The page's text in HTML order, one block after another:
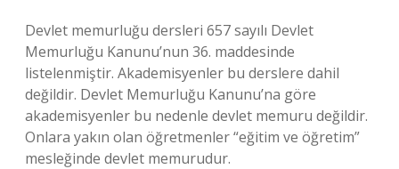
Devlet memurluğu dersleri 657 sayılı Devlet
Memurluğu Kanunu’nun 36. maddesinde
listelenmiştir. Akademisyenler bu derslere dahil
değildir. Devlet Memurluğu Kanunu’na göre
akademisyenler bu nedenle devlet memuru değildir.
Onlara yakın olan öğretmenler “eğitim ve öğretim”
mesleğinde devlet memurudur.